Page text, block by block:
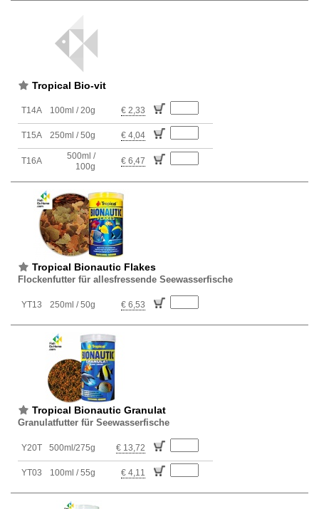
Tropical Bio-vit
T14A 100ml / 20g € 2,33
T15A 250ml / 50g € 4,04
T16A
500ml /
100g
€ 6,47
Tropical Bionautic Flakes
Flockenfutter für allesfressende Seewasserfische
YT13 250ml / 50g € 6,53
Tropical Bionautic Granulat
Granulatfutter für Seewasserfische
Y20T 500ml/275g € 13,72
YT03 100ml / 55g € 4,11